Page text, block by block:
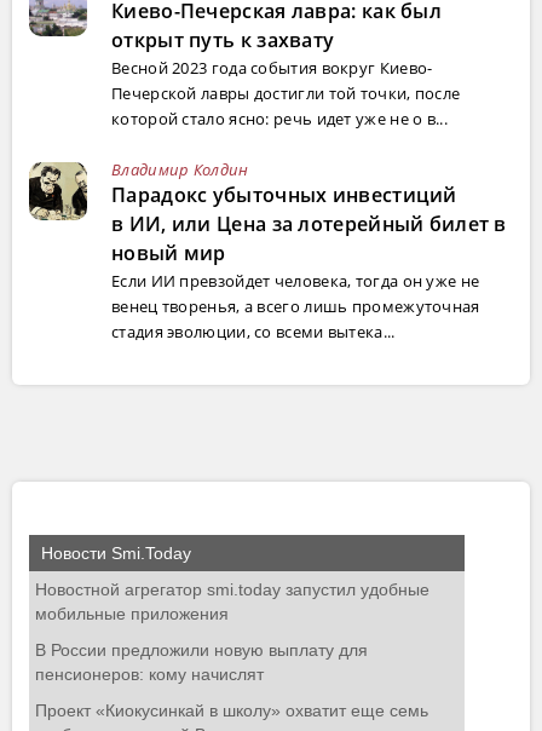
Киево-Печерская лавра: как был
открыт путь к захвату
Весной 2023 года события вокруг Киево-
Печерской лавры достигли той точки, после
которой стало ясно: речь идет уже не о в...
Владимир Колдин
Парадокс убыточных инвестиций
в ИИ, или Цена за лотерейный билет в
новый мир
Если ИИ превзойдет человека, тогда он уже не
венец творенья, а всего лишь промежуточная
стадия эволюции, со всеми вытека...